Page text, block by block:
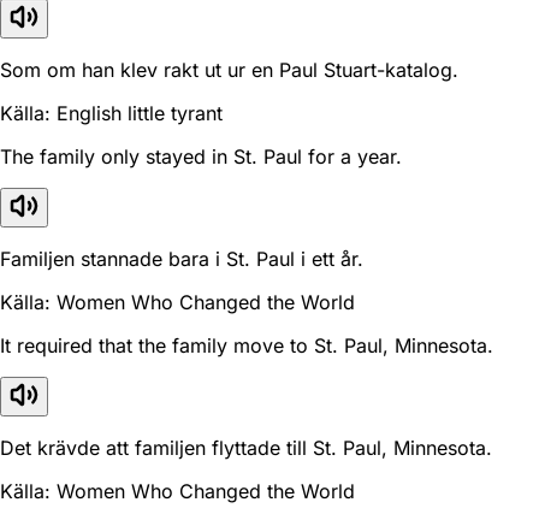
Som om han klev rakt ut ur en Paul Stuart-katalog.
Källa: English little tyrant
The family only stayed in St. Paul for a year.
Familjen stannade bara i St. Paul i ett år.
Källa: Women Who Changed the World
It required that the family move to St. Paul, Minnesota.
Det krävde att familjen flyttade till St. Paul, Minnesota.
Källa: Women Who Changed the World